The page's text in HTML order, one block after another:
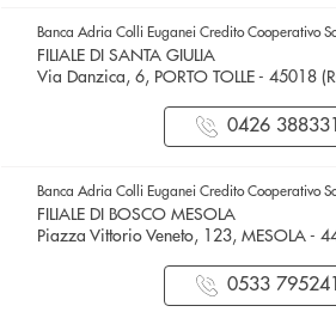
Banca Adria Colli Euganei Credito Cooperativo
FILIALE DI SANTA GIULIA
Via Danzica, 6, PORTO TOLLE - 45018
0426 388331
Banca Adria Colli Euganei Credito Cooperativo
FILIALE DI BOSCO MESOLA
Piazza Vittorio Veneto, 123, MESOLA -
0533 795241